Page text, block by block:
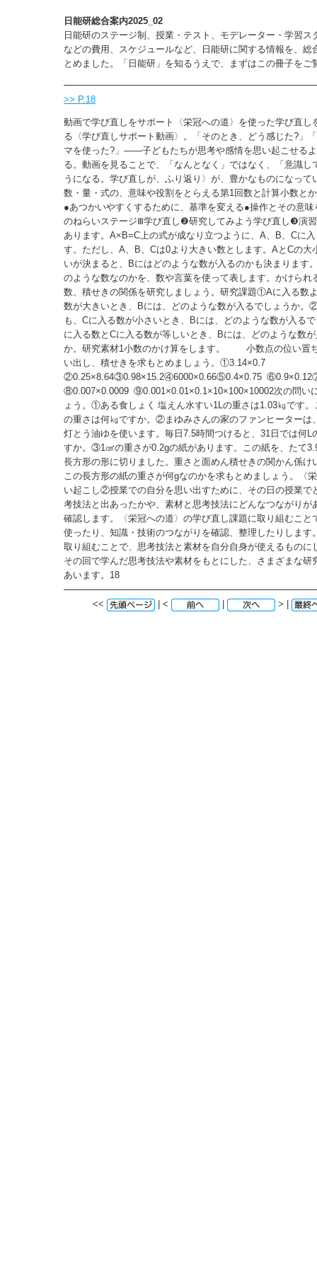
日能研総合案内2025_02
日能研のステージ制、授業・テスト、モデレーター・学習ス
などの費用、スケジュールなど、日能研に関する情報を、総
とめました。「日能研」を知るうえで、まずはこの冊子をご
>> P.18
動画で学び直しをサポート〈栄冠への道〉を使った学び直し
る〈学び直しサポート動画〉。「そのとき、どう感じた?」
マを使った?」——子どもたちが思考や感情を思い起こせる
る。動画を見ることで、「なんとなく」ではなく、「意識し
うになる。学び直しが、ふり返り〉が、豊かなものになって
数・量・式の、意味や役割をとらえる第1回数と計算小数と
●あつかいやすくするために、基準を変える●操作とその意
のねらいステージⅢ学び直し❷研究してみよう学び直し❸演
あります。A×B=C上の式が成なり立つように、A、B、Cに
す。ただし、A、B、Cは0より大きい数とします。AとCの大
いが決まると、Bにはどのような数が入るのかも決まります
のような数なのかを、数や言葉を使って表します。かけられ
数、積せきの関係を研究しましょう。研究課題①Aに入る数
数が大きいとき、Bには、どのような数が入るでしょうか。
も、Cに入る数が小さいとき、Bには、どのような数が入る
に入る数とCに入る数が等しいとき、Bには、どのような数
か。研究素材1小数のかけ算をします。 小数点の位い置
い出し、積せきを求もとめましょう。①3.14×0.7
②0.25×8.64③0.98×15.2④6000×0.66⑤0.4×0.75
⑧0.007×0.0009 ⑨0.001×0.01×0.1×10×100×10002次の問い
ょう。①ある食しょく 塩えん水すい1Lの重さは1.03㎏です。
の重さは何㎏ですか。②まゆみさんの家のファンヒーターは
灯とう油ゆを使います。毎日7.5時間つけると、31日では何L
すか。③1㎠の重さが0.2gの紙があります。この紙を、たて
長方形の形に切りました。重さと面めん積せきの関かん係け
この長方形の紙の重さが何gなのかを求もとめましょう。〈
い起こし②授業での自分を思い出すために、その日の授業で
考技法と出あったかや、素材と思考技法にどんなつながりが
確認します。〈栄冠への道〉の学び直し課題に取り組むこと
使ったり、知識・技術のつながりを確認、整理したりします
取り組むことで、思考技法と素材を自分自身が使えるものに
その回で学んだ思考技法や素材をもとにした、さまざまな研
あいます。18
<< | < | > |